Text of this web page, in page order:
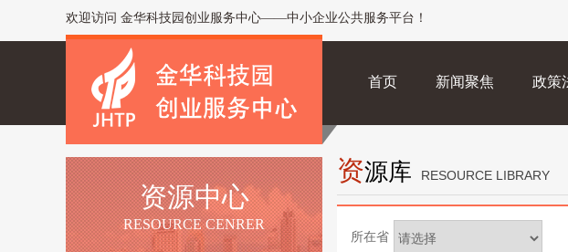
欢迎访问 金华科技园创业服务中心——中小企业公共服务平台！
首页 新闻聚焦 政策
资源中心
RESOURCE CENRER
资源库 RESOURCE LIBRARY
所在省